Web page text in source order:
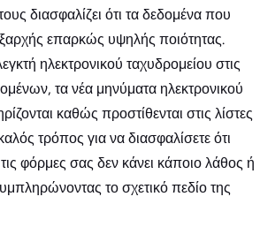
διασφαλίζει ότι τα δεδομένα που
επαρκώς υψηλής ποιότητας.
ηλεκτρονικού ταχυδρομείου στις
τα νέα μηνύματα ηλεκτρονικού
καθώς προστίθενται στις λίστες
τρόπος για να διασφαλίσετε ότι
φόρμες σας δεν κάνει κάποιο λάθος ή
το σχετικό πεδίο της